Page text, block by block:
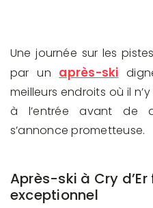
Une journée sur les
par un après-ski
meilleurs endroits où il
à l’entrée avant de
s’annonce prometteuse.
Après-ski à Cry
exceptionnel